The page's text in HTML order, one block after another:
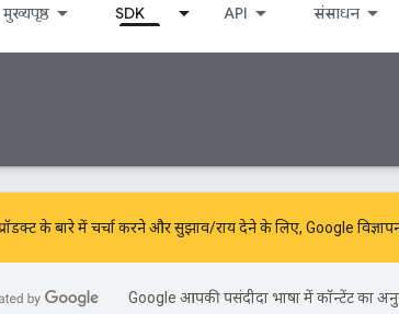
मुख्यपृष्ठ SDK API संसाधन
के बारे में चर्चा करने और सुझाव/राय देने के लिए, Google
Google आपकी पसंदीदा भाषा में कॉन्टेंट का